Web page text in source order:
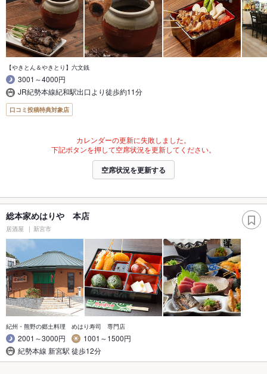
【やきとん＆やきとり】六文銭
3001～4000円
JR紀勢本線紀和駅出口より徒歩約11分
口コミ投稿特典対象店
カレンダーの更新に失敗しました。
下記ボタンを押して空席状況を更新してください。
空席状況を更新する
総本家めはりや 本店
居酒屋 新宮市
紀州・熊野の郷土料理 めはり寿司 専門店
2001～3000円
1001～1500円
紀勢本線 新宮駅 徒歩12分